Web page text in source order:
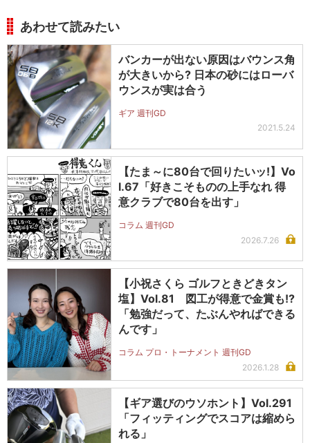
あわせて読みたい
バンカーが出ない原因はバウンス角
が大きいから? 日本の砂にはローバ
ウンスが実は合う
ギア 週刊GD
2021.5.24
【たま～に80台で回りたいッ!】Vo
l.67「好きこそものの上手なれ 得
意クラブで80台を出す」
コラム 週刊GD
2026.7.26
【小祝さくら ゴルフときどきタン
塩】Vol.81 図工が得意で金賞も!?
「勉強だって、たぶんやればできる
んです」
コラム プロ・トーナメント 週刊GD
2026.1.28
【ギア選びのウソホント】Vol.291
「フィッティングでスコアは縮めら
れる」